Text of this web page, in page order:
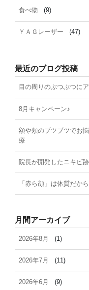
食べ物 (9)
ＹＡＧレーザー (47)
最近のブログ投稿
目の周りのぶつぶつに
8月キャンペーン♪
額や頬のブツブツでお
療
院長が開発したニキビ
「赤ら顔」は体質だか
月間アーカイブ
2026年8月 (1)
2026年7月 (11)
2026年6月 (9)